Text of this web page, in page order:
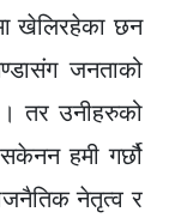
खेलिरहेका छन
जनताको
तर उनीहरुको
हमी गर्छौ
नेतृत्व र